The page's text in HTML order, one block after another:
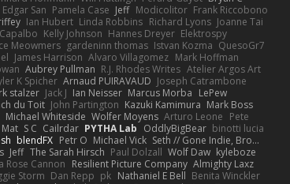
Edgar San Pamela Case Jeff Modicolitor Frank Riccobono
Ian Hubert Linda Robbins Richard Lyons Joanne Tai
Kelly Johnson Hannes Dreyer Elektrospy
Meowmers gardeninn thomas Istvan Kozma QuesoGr7
James Harrison Alvaro Villagomez Mark Hoffman
Aubrey Pullman R.J. Rhodes Writes Atelier Argos Art
K Spicher Arnaud PUIRAVAUD Joseph Catrambone
stalzer Jack J Ian Neisser Marcus Morba LePew
du Toit John Partington Kazuki Kamimura Mark Boss
Michael Whiteside Wolfer Moyens Arturo Leone Pete
Mat S C Cailrdar PYTHA Lab OddlyBigBear binotti lucia
blendFX Petr O Michael Vick Seth // Gone Indie, Bro...
Jeff The Sarah Hirsch Paul Dolzall Wolf Daw kyleboze
Rose Cannon Resilient Picture Company Almighty Laxz
Storm Dan Repp pk Nathaniel E Bell Benita Winckler